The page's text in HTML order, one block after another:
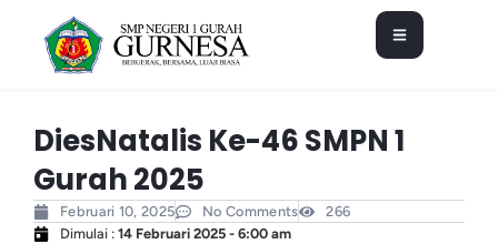
DiesNatalis Ke-46 SMPN 1
Gurah 2025
Februari 10, 2025 No Comments
266
Dimulai : 14 Februari 2025 - 6:00 am